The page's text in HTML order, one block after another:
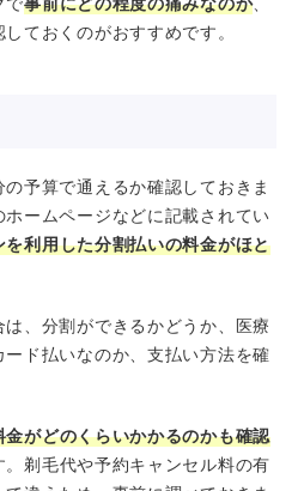
ておくのがおすすめです。
予算で通えるか確認しておきま
ームページなどに記載されてい
を利用した分割払いの料金がほと
、分割ができるかどうか、医療
ド払いなのか、支払い方法を確
がどのくらいかかるのかも確認
剃毛代や予約キャンセル料の有